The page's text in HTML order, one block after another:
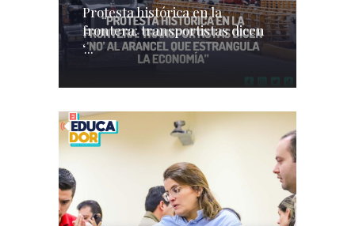
Protesta histórica en la
frontera: transportistas dicen
‘...